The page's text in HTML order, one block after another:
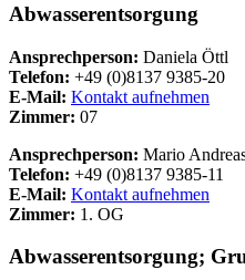
Abwasserentsorgung
Ansprechperson: Daniela Öttl
Telefon: +49 (0)8137 9385-20
E-Mail: Kontakt aufnehmen
Zimmer: 07
Ansprechperson: Mario
Telefon: +49 (0)8137 9385-11
E-Mail: Kontakt aufnehmen
Zimmer: 1. OG
Abwasserentsorgung;